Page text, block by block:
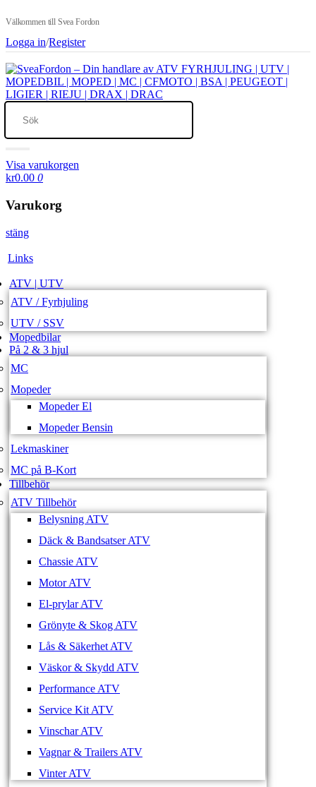
Välkommen till Svea Fordon
Logga in/Register
Visa varukorgen
kr0.00 0
Varukorg
stäng
Links
ATV | UTV
ATV / Fyrhjuling
UTV / SSV
Mopedbilar
På 2 & 3 hjul
MC
Mopeder
Mopeder El
Mopeder Bensin
Lekmaskiner
MC på B-Kort
Tillbehör
ATV Tillbehör
Belysning ATV
Däck & Bandsatser ATV
Chassie ATV
Motor ATV
El-prylar ATV
Grönyte & Skog ATV
Lås & Säkerhet ATV
Väskor & Skydd ATV
Performance ATV
Service Kit ATV
Vinschar ATV
Vagnar & Trailers ATV
Vinter ATV